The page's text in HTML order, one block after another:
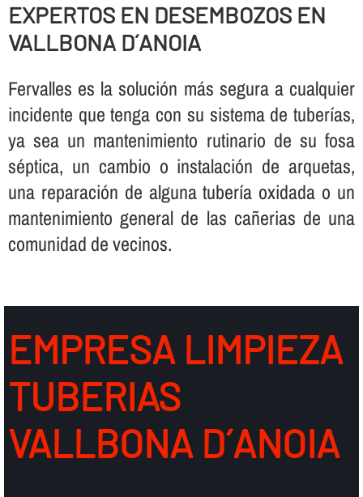
EXPERTOS EN DESEMBOZOS EN
VALLBONA D´ANOIA
Fervalles es la solución más segura a cualquier
incidente que tenga con su sistema de tuberí­as,
ya sea un mantenimiento rutinario de su fosa
séptica, un cambio o instalación de arquetas,
una reparación de alguna tuberí­a oxidada o un
mantenimiento general de las cañerias de una
comunidad de vecinos.
EMPRESA LIMPIEZA
TUBERIAS
VALLBONA D´ANOIA